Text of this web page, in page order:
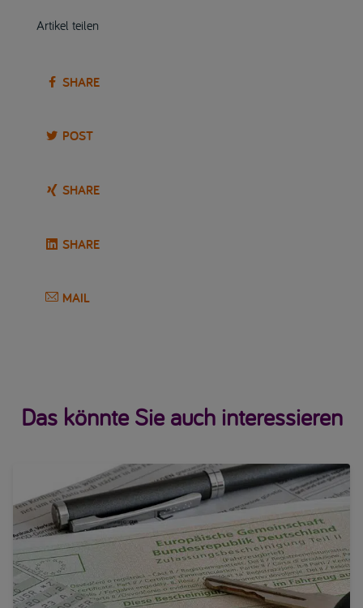
Artikel teilen
SHARE
POST
SHARE
SHARE
MAIL
Das könnte Sie auch interessieren